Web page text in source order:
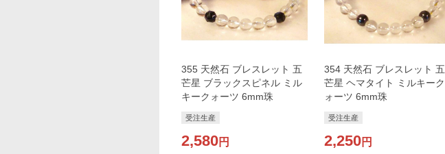
355 天然石 ブレスレット 五
芒星 ブラックスピネル ミル
キークォーツ 6mm珠
受注生産
2,580円
354 天然石 ブレスレット 五
芒星 ヘマタイト ミルキーク
ォーツ 6mm珠
受注生産
2,250円